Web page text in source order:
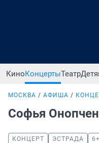
КиноКонцертыТеатр
МОСКВА АФИША
Софья
КОНЦЕРТ ЭСТРАДА 6+